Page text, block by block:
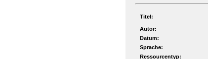
Titel:
Autor:
Datum:
Sprache:
Ressourcentyp: